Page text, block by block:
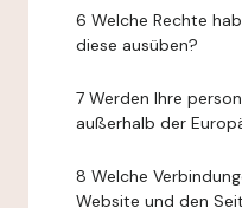
6 Welche Rechte
diese ausüben?
7 Werden Ihre
außerhalb der
8 Welche
Website und den